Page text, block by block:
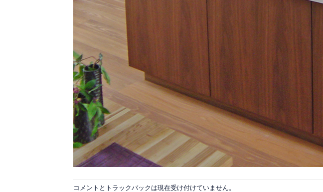
コメントとトラックバックは現在受け付けていません。